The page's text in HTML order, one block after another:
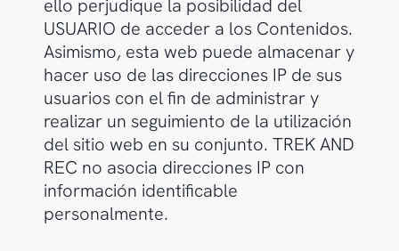
ello perjudique la posibilidad del
USUARIO de acceder a los Contenidos.
Asimismo, esta web puede almacenar y
hacer uso de las direcciones IP de sus
usuarios con el fin de administrar y
realizar un seguimiento de la utilización
del sitio web en su conjunto. TREK AND
REC no asocia direcciones IP con
información identificable
personalmente.